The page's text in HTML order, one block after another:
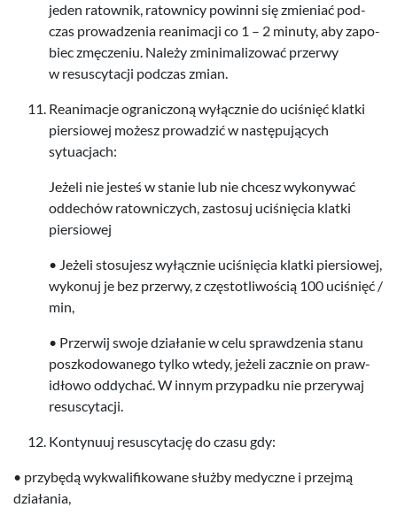
jeden ratownik, ratown­icy powinni się zmieniać pod­
czas prowadzenia rean­i­macji co 1 – 2 min­uty, aby zapo­
biec zmęcze­niu. Należy zmin­i­mal­i­zować prz­erwy
w resus­cy­tacji pod­czas zmian.
Rean­i­macje ogranic­zoną wyłącznie do uciśnięć klatki
pier­siowej możesz prowadzić w następu­ją­cych
sytuacjach:
Jeżeli nie jesteś w stanie lub nie chcesz wykony­wać
odd­echów ratown­iczych, zas­to­suj uciśnię­cia klatki
piersiowej
• Jeżeli sto­su­jesz wyłącznie uciśnię­cia klatki pier­siowej,
wykonuj je bez prz­erwy, z częs­totli­woś­cią 100 uciśnięć /​
min,
• Prz­er­wij swoje dzi­ałanie w celu sprawdzenia stanu
poszkodowanego tylko wtedy, jeżeli zacznie on praw­
idłowo odd­y­chać. W innym przy­padku nie prz­ery­waj
resuscytacji.
Kon­tynuuj resus­cy­tację do czasu gdy:
• przy­będą wyk­wal­i­fikowane służby medy­czne i prze­jmą
działania,